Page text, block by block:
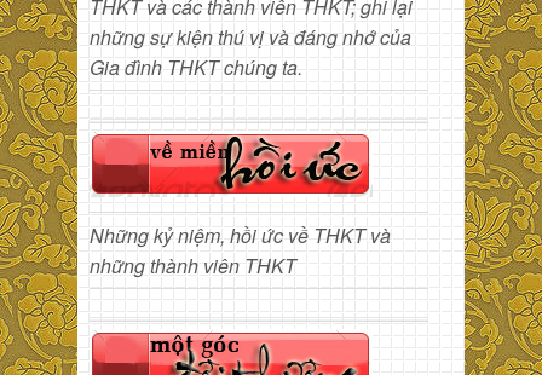
THKT và các thành viên THKT; ghi lại
những sự kiện thú vị và đáng nhớ của
Gia đình THKT chúng ta.
Những kỷ niệm, hồi ức về THKT và
những thành viên THKT